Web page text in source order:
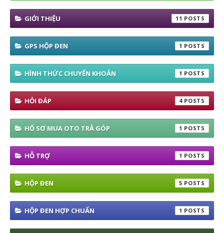
GIỚI THIỆU 11
GPS HỘP ĐEN 1
HÌNH THỨC CHUYỂN KHOẢN 1
HỎI ĐÁP 4
HỐ SƠ MUA OTO TRẢ GÓP 1
HỖ TRỢ 1
HỘP ĐEN 5
HỘP ĐEN HỢP CHUẨN 1